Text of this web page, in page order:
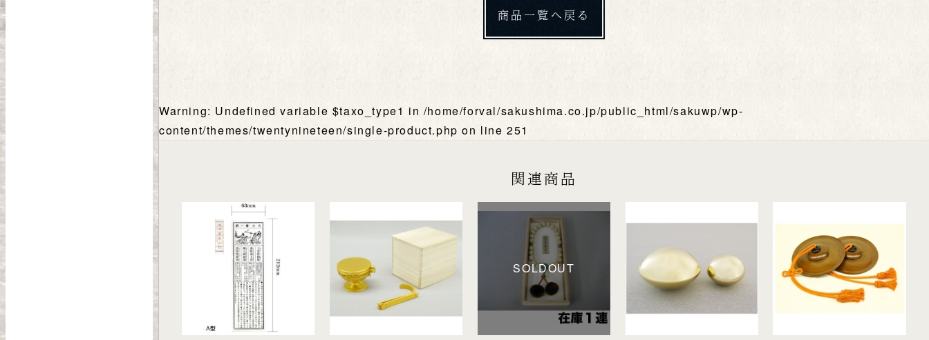
商品一覧へ戻る
Warning: Undefined variable $taxo_type1 in /home/forval/sakushima.co.jp/public_html/sakuwp/wp-
content/themes/twentynineteen/single-product.php on line251
関連商品
SOLDOUT